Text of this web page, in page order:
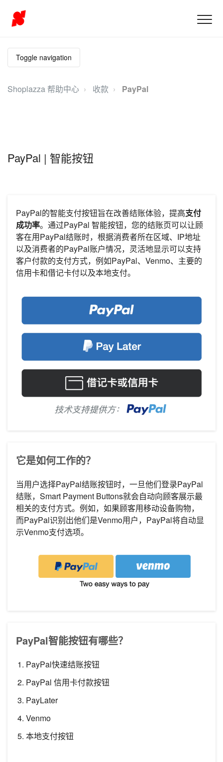
Toggle navigation
Shoplazza 帮助中心 收款 PayPal
PayPal | 智能按钮
PayPal的智能支付按钮旨在改善结账体验，提高支付
成功率。通过PayPal 智能按钮，您的结账页可以让顾
客在用PayPal结账时，根据消费者所在区域、IP地址
以及消费者的PayPal账户情况，灵活地显示可以支持
客户付款的支付方式，例如PayPal、Venmo、主要的
信用卡和借记卡付以及本地支付。
它是如何工作的？
当用户选择PayPal结账按钮时，一旦他们登录PayPal
结账，Smart Payment Buttons就会自动向顾客展示最
相关的支付方式。例如，如果顾客用移动设备购物，
而PayPal识别出他们是Venmo用户，PayPal将自动显
示Venmo支付选项。
PayPal智能按钮有哪些？
PayPal快速结账按钮
PayPal 信用卡付款按钮
PayLater
Venmo
本地支付按钮